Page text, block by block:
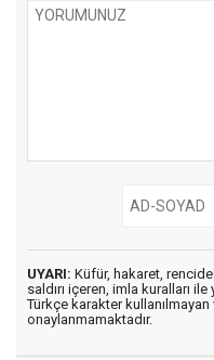
UYARI: Küfür, hakaret,
saldırı içeren, imla kuralları ile
Türkçe karakter
onaylanmamaktadır.